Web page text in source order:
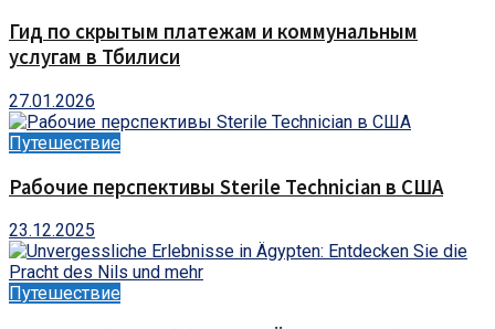
Гид по скрытым платежам и коммунальным
услугам в Тбилиси
27.01.2026
Путешествие
Рабочие перспективы Sterile Technician в США
23.12.2025
Путешествие